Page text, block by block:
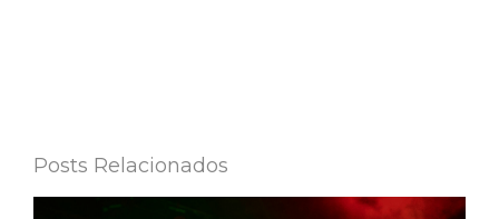
Posts Relacionados